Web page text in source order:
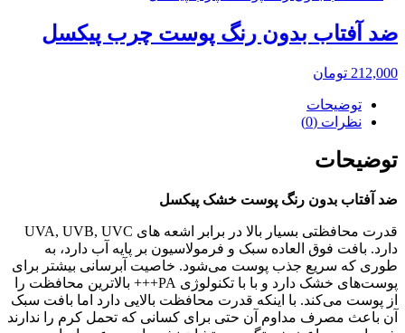
ضد آفتاب بدون رنگ پوست چرب پیکسل
212,000 تومان
توضیحات
نظرات (0)
توضیحات
ضد آفتاب بدون رنگ پوست خشک پیکسل
قدرت محافظتی بسیار بالا در برابر اشعه های UVA, UVB, UVC
دارد. بافت فوق العاده سبک و فرمولاسیون بر پایه آب دارد، به
طوری که سریع جذب پوست می‌شود. خاصیت آبرسانی بیشتر برای
پوست‌های خشک دارد و با با تکنولوژی PA+++ بالاترین محافظت را
از پوست می‌کند. با اینکه قدرت محافظت بالایی دارد اما بافت سبک
آن باعث مصرف مداوم آن حتی برای کسانی که تحمل کرم را ندارند